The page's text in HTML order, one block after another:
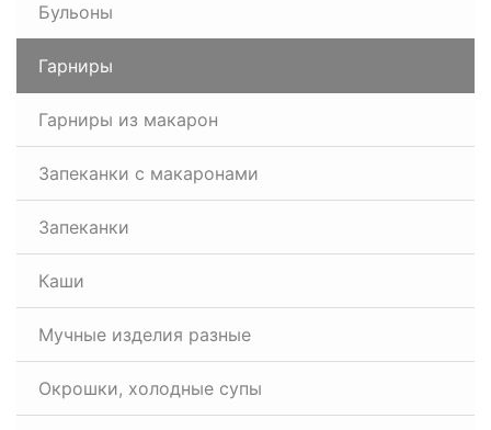
Бульоны
Гарниры
Гарниры из макарон
Запеканки с макаронами
Запеканки
Каши
Мучные изделия разные
Окрошки, холодные супы